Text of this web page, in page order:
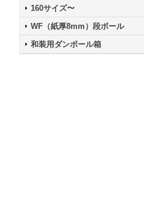
160サイズ〜
WF（紙厚8mm）段ボール
和装用ダンボール箱